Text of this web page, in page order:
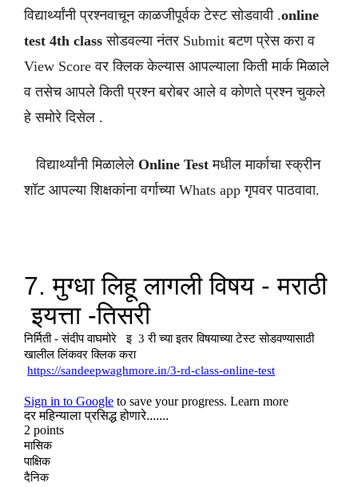
विद्यार्थ्यांनी प्रश्नवाचून काळजीपूर्वक टेस्ट सोडवावी .online
test 4th class सोडवल्या नंतर Submit बटण प्रेस करा व
View Score वर क्लिक केल्यास आपल्याला किती मार्क मिळाले
व तसेच आपले किती प्रश्न बरोबर आले व कोणते प्रश्न चुकले
हे समोरे दिसेल .
विद्यार्थ्यांनी मिळालेले Online Test मधील मार्काचा स्क्रीन
शॉट आपल्या शिक्षकांना वर्गाच्या Whats app गृपवर पाठवावा.